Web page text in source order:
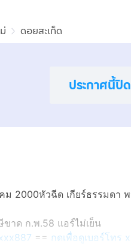
ดอยสะเก็ด
ประกาศนี้ปิ
2000หัวฉีด เกียร์ธรรมดา
าด ก.พ.58 แอร์ไม่เย็น
== กดเพื่อดูเบอร์โทร